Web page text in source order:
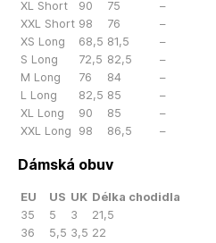
XL Short
90 75
–
XXL Short 98 76
–
XS Long
68,5 81,5
–
S Long
72,5 82,5
–
M Long
76 84
–
L Long
82,5 85
–
XL Long
90 85
–
XXL Long
98 86,5 –
Dámská obuv
EU US UK Délka chodidla
35
5 3
21,5
36
5,5 3,5 22